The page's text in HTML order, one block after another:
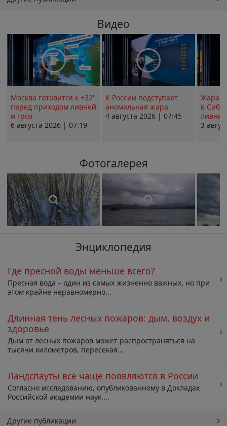
Видео
Москва готовится к +32°
перед приходом ливней
и гроз
6 августа 2026 | 07:19
К России подступает
аномальная жара
4 августа 2026 | 07:45
Жара в
в
ливни
3
Фотогалерея
Энциклопедия
Где пресной воды меньше всего?
Пресная вода – один из самых жизненно важных, но при
этом крайне неравномерно...
Длинная тень лесных пожаров: дым, воздух и
здоровье
Дым от лесных пожаров может распространяться на
тысячи километров, пересекая...
Ландспауты всё чаще появляются в России
Согласно исследованию, опубликованному в Докладах
Российской академии наук,...
Другие публикации